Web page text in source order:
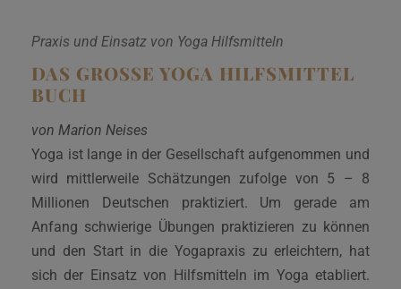
Praxis und Einsatz von Yoga Hilfsmitteln
DAS GROSSE YOGA HILFSMITTEL B
UCH
von Marion Neises
Yoga ist lange in der Gesellschaft aufgenommen und
wird mittlerweile Schätzungen zufolge von 5 – 8
Millionen Deutschen praktiziert. Um gerade am
Anfang schwierige Übungen praktizieren zu können
und den Start in die Yogapraxis zu erleichtern, hat
sich der Einsatz von Hilfsmitteln im Yoga etabliert.